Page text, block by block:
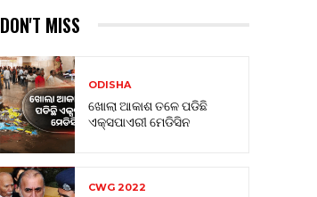
DON'T MISS
ODISHA
ଖୋଲା ଆକାଶ ତଳେ ପଡିଛି
ଏକ୍ସପାଏରୀ ମେଡିସିନ
CWG 2022